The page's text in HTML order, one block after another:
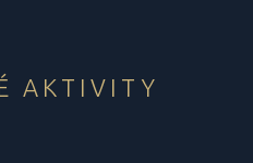
AKTIVITY